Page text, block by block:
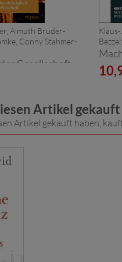
Almuth Bruder-
Conny Stahmer-
Gesellschaft
Bezzel:
Artikel
Artikel gekauft haben,